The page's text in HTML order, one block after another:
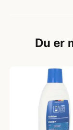
Du er